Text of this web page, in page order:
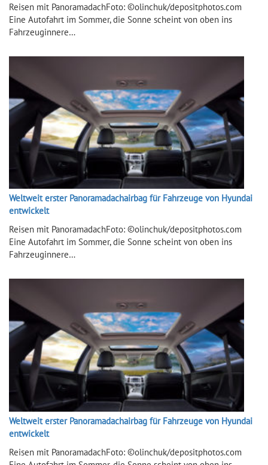
Reisen mit PanoramadachFoto: ©olinchuk/depositphotos.com
Eine Autofahrt im Sommer, die Sonne scheint von oben ins
Fahrzeuginnere…
Weltweit erster Panoramadachairbag für Fahrzeuge von Hyundai
entwickelt
Reisen mit PanoramadachFoto: ©olinchuk/depositphotos.com
Eine Autofahrt im Sommer, die Sonne scheint von oben ins
Fahrzeuginnere…
Weltweit erster Panoramadachairbag für Fahrzeuge von Hyundai
entwickelt
Reisen mit PanoramadachFoto: ©olinchuk/depositphotos.com